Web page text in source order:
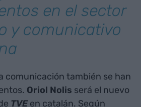
en el sector
y comunicativo
comunicación también se han
Oriol Nolis será el nuevo
TVEen catalán. Según